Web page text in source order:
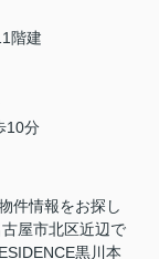
階建
10分
件情報をお探し
屋市北区近辺で
黒川本